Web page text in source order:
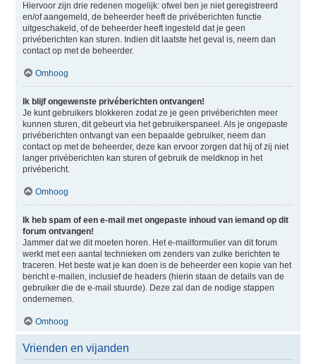
Hiervoor zijn drie redenen mogelijk: ofwel ben je niet geregistreerd
en/of aangemeld, de beheerder heeft de privéberichten functie
uitgeschakeld, of de beheerder heeft ingesteld dat je geen
privéberichten kan sturen. Indien dit laatste het geval is, neem dan
contact op met de beheerder.
Omhoog
Ik blijf ongewenste privéberichten ontvangen!
Je kunt gebruikers blokkeren zodat ze je geen privéberichten meer
kunnen sturen, dit gebeurt via het gebruikerspaneel. Als je ongepaste
privéberichten ontvangt van een bepaalde gebruiker, neem dan
contact op met de beheerder, deze kan ervoor zorgen dat hij of zij niet
langer privéberichten kan sturen of gebruik de meldknop in het
privébericht.
Omhoog
Ik heb spam of een e-mail met ongepaste inhoud van iemand op dit
forum ontvangen!
Jammer dat we dit moeten horen. Het e-mailformulier van dit forum
werkt met een aantal technieken om zenders van zulke berichten te
traceren. Het beste wat je kan doen is de beheerder een kopie van het
bericht e-mailen, inclusief de headers (hierin staan de details van de
gebruiker die de e-mail stuurde). Deze zal dan de nodige stappen
ondernemen.
Omhoog
Vrienden en vijanden